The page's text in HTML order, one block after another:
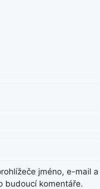
jméno, e-mail
budoucí komentáře.